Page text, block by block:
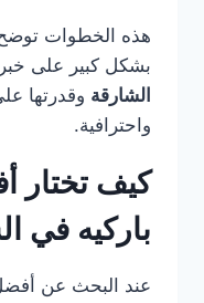
هذه الخطوات
بشكل كبير على
الشارقة وقدرتها
واحترافية.
كيف تختار
باركيه في
عند البحث عن